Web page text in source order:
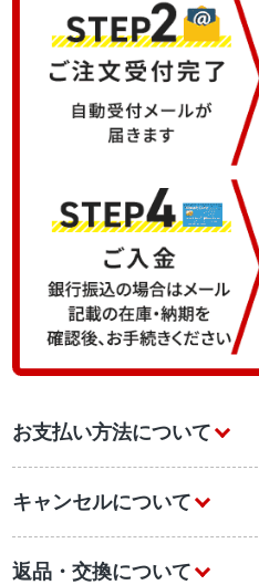
お支払い方法について
キャンセルについて
返品・交換について